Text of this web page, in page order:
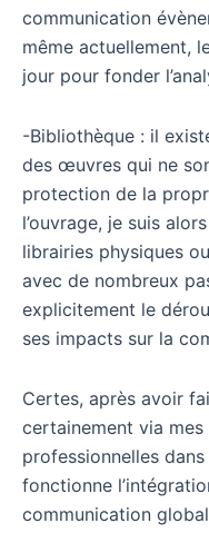
communication
même actuellement,
jour pour fonder
-Bibliothèque : il
des œuvres qui ne
protection de la
l’ouvrage, je suis
librairies physiques
avec de nombreux
explicitement le
ses impacts sur la
Certes, après avoir
certainement via
professionnelles
fonctionne
communication